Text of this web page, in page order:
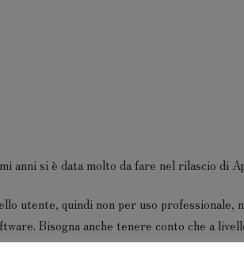
anni si è data molto da fare nel rilascio di
utente, quindi non per uso professionale,
Bisogna anche tenere conto che a